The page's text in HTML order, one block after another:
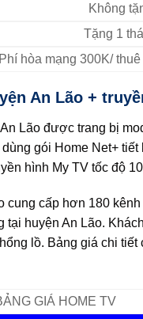
Không
Tặng 1
hòa mạng 300K/
An Lão +
Lão được trang bị
gói Home Net+
hình My TV tốc độ
cung cấp hơn 180
huyện An Lão.
lồ. Bảng giá chi
GIÁ HOME TV